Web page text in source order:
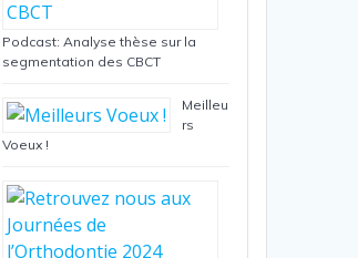
Podcast: Analyse thèse sur la
segmentation des CBCT
Meilleu
rs
Voeux !